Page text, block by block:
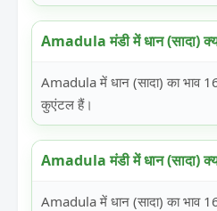
Amadula मंडी में धान (सादा)
Amadula में धान (सादा) का भाव
कुएंटल हैं।
Amadula मंडी में धान (सादा)
Amadula में धान (सादा) का भाव